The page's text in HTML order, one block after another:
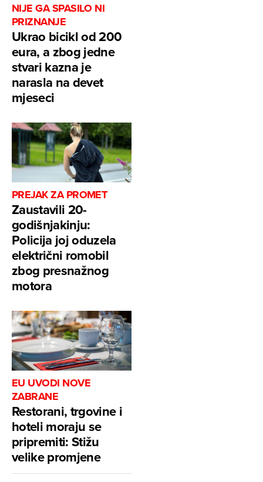
NIJE GA SPASILO NI
PRIZNANJE
Ukrao bicikl od 200
eura, a zbog jedne
stvari kazna je
narasla na devet
mjeseci
PREJAK ZA PROMET
Zaustavili 20-
godišnjakinju:
Policija joj oduzela
električni romobil
zbog presnažnog
motora
EU UVODI NOVE
ZABRANE
Restorani, trgovine i
hoteli moraju se
pripremiti: Stižu
velike promjene